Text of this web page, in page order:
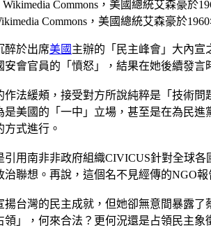
Commons，美國總統艾森豪於
醉於出席美國 主辦的「民主峰會」大內宣
安會官員的「憤怒」，結果在她後續發
作法緩頰，接受對方所說純粹是「技術
是美國的「一中」立場，甚至是在為民
式進行。
引用南非非政府組織CIVICUS針對全球
治聯想。再說，這個名不見經傳的NGO
揚台灣的民主成就，但她卻無意間暴露
領」，何來合法？更何況還是占領民主象